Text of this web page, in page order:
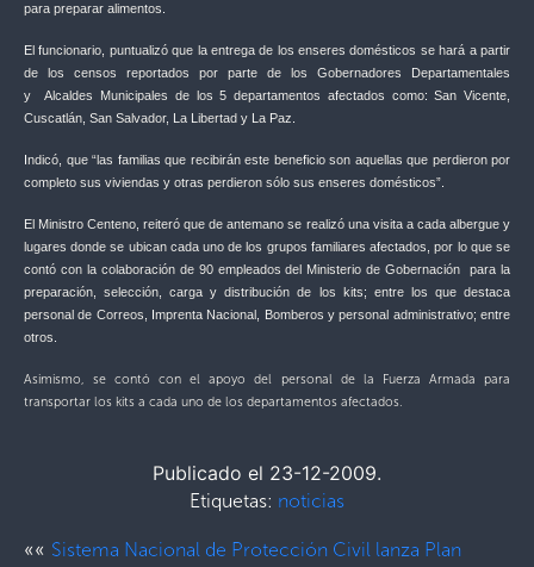
para preparar alimentos.
El funcionario, puntualizó que la entrega de los enseres domésticos se hará a partir
de los censos reportados por parte de los Gobernadores Departamentales
y Alcaldes Municipales de los 5 departamentos afectados como: San Vicente,
Cuscatlán, San Salvador, La Libertad y La Paz.
Indicó, que “las familias que recibirán este beneficio son aquellas que perdieron por
completo sus viviendas y otras perdieron sólo sus enseres domésticos”.
El Ministro Centeno, reiteró que de antemano se realizó una visita a cada albergue y
lugares donde se ubican cada uno de los grupos familiares afectados, por lo que se
contó con la colaboración de 90 empleados del Ministerio de Gobernación para la
preparación, selección, carga y distribución de los kits; entre los que destaca
personal de Correos, Imprenta Nacional, Bomberos y personal administrativo; entre
otros.
Asimismo, se contó con el apoyo del personal de la Fuerza Armada para
transportar los kits a cada uno de los departamentos afectados.
Publicado el 23-12-2009.
Etiquetas: noticias
«« Sistema Nacional de Protección Civil lanza Plan